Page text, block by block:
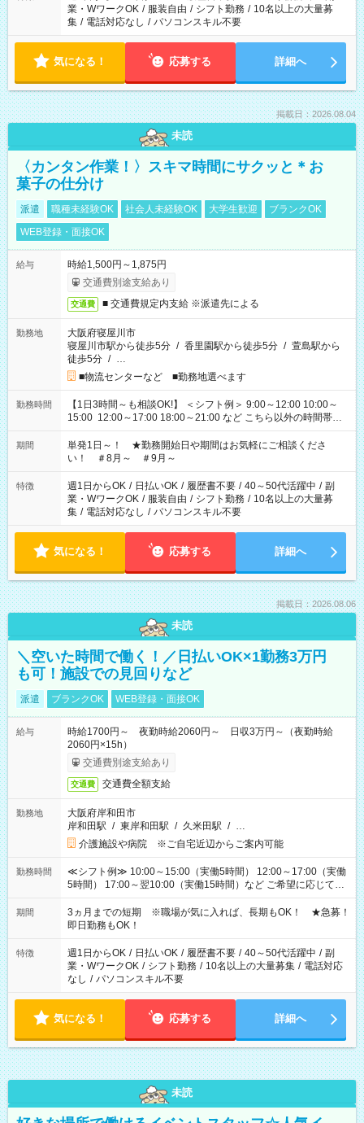
業・WワークOK / 服装自由 / シフト勤務 / 10名以上の大量募
集 / 電話対応なし / パソコンスキル不要
気になる！ 応募する 詳細へ
掲載日：2026.08.04
未読
〈カンタン作業！〉スキマ時間にサクッと＊お
菓子の仕分け
派遣 職種未経験OK 社会人未経験OK 大学生歓迎
ブランクOK
WEB登録・面接OK
給与
時給1,500円～1,875円
交通費別途支給あり
交通費 ■ 交通費規定内支給 ※派遣先による
勤務地
大阪府寝屋川市
寝屋川市駅から徒歩5分 / 香里園駅から徒歩5分 / 萱島駅から
徒歩5分 / …
■物流センターなど ■勤務地選べます
勤務時間
【1日3時間～も相談OK!】 ＜シフト例＞ 9:00～12:00 10:00～
15:00 12:00～17:00 18:00～21:00 など こちら以外の時間帯も
お気軽にご相談ください！
期間
単発1日～！ ★勤務開始日や期間はお気軽にご相談くださ
い！ ＃8月～ ＃9月～
特徴 週1日からOK / 日払いOK / 履歴書不要 / 40～50代活躍中 / 副
業・WワークOK / 服装自由 / シフト勤務 / 10名以上の大量募
集 / 電話対応なし / パソコンスキル不要
気になる！ 応募する 詳細へ
掲載日：2026.08.06
未読
＼空いた時間で働く！／日払いOK×1勤務3万円
も可！施設での見回りなど
派遣 ブランクOK WEB登録・面接OK
給与
時給1700円～ 夜勤時給2060円～ 日収3万円～（夜勤時給
2060円×15h）
交通費別途支給あり
交通費 交通費全額支給
勤務地
大阪府岸和田市
岸和田駅 / 東岸和田駅 / 久米田駅 / …
介護施設や病院 ※ご自宅近辺からご案内可能
勤務時間
≪シフト例≫ 10:00～15:00（実働5時間） 12:00～17:00（実働
5時間） 17:00～翌10:00（実働15時間）など ご希望に応じて、
働く時間は調整できます！ お気軽に担当へ相談ください！
期間
3ヵ月までの短期 ※職場が気に入れば、長期もOK！ ★急募！
即日勤務もOK！
特徴 週1日からOK / 日払いOK / 履歴書不要 / 40～50代活躍中 / 副
業・WワークOK / シフト勤務 / 10名以上の大量募集 / 電話対応
なし / パソコンスキル不要
気になる！ 応募する 詳細へ
未読